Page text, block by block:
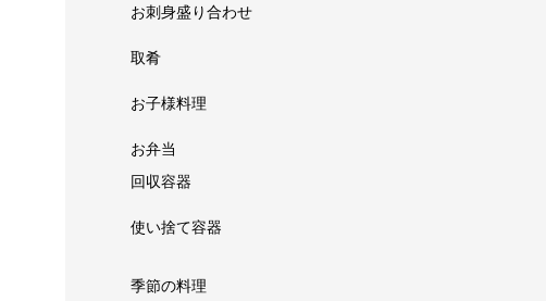
お刺身盛り合わせ
取肴
お子様料理
お弁当
回収容器
使い捨て容器
季節の料理